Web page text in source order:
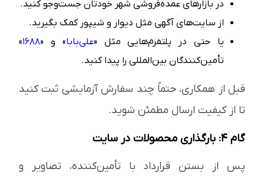
در بازارهای عمده‌فروشی شهر خودتان جست‌وجو کنید.
از سایت‌های آگهی مثل دیوار و شیپور کمک بگیرید.
یا حتی در پلتفرم‌هایی مثل «علی‌بابا» و «1688
»
تأمین‌کنندگان بین‌المللی را پیدا کنید.
قبل از همکاری، حتماً چند سفارش آزمایشی ثبت کنید
تا از کیفیت ارسال مطمئن شوید.
گام ۴: بارگذاری محصولات در سایت
پس از بستن قرارداد با تأمین‌کننده، تصاویر و